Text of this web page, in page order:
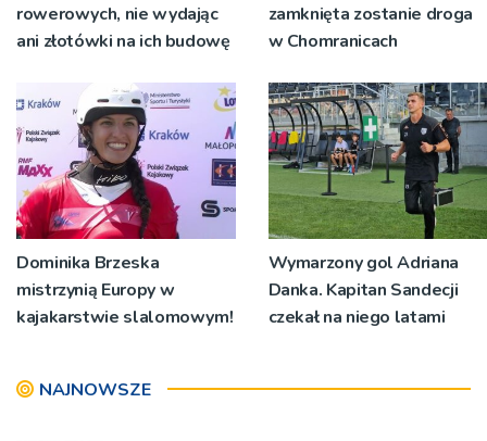
rowerowych, nie wydając
ani złotówki na ich budowę
zamknięta zostanie droga
w Chomranicach
Dominika Brzeska
mistrzynią Europy w
kajakarstwie slalomowym!
Wymarzony gol Adriana
Danka. Kapitan Sandecji
czekał na niego latami
NAJNOWSZE